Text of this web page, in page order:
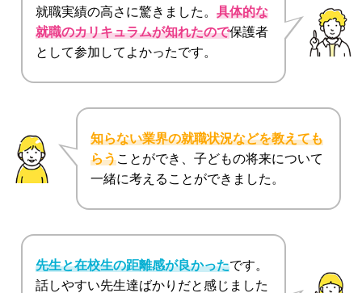
就職実績の高さに驚きました。 具体的な
就職のカリキュラムが知れたので保護者
として参加してよかったです。
知らない業界の就職状況などを教えても
らうことができ、子どもの将来について
一緒に考えることができました。
先生と在校生の距離感が良かったです。
話しやすい先生達ばかりだと感じました